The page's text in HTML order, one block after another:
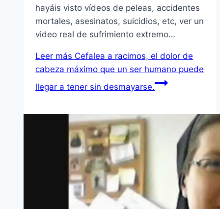
hayáis visto vídeos de peleas, accidentes
mortales, asesinatos, suicidios, etc, ver un
video real de sufrimiento extremo…
Leer más Cefalea a racimos, el dolor de
cabeza máximo que un ser humano puede
llegar a tener sin desmayarse.